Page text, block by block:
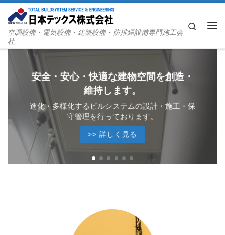
Skip to content
空調設備・電気設備・建築設備・防排煙設備専門施工会
社
Search
安全・安心・快適な建物空間を創造・
維持します。
進化・多様化するビルシステムの設計・施工・保
守管理を行っております。
>> 詳しく見る